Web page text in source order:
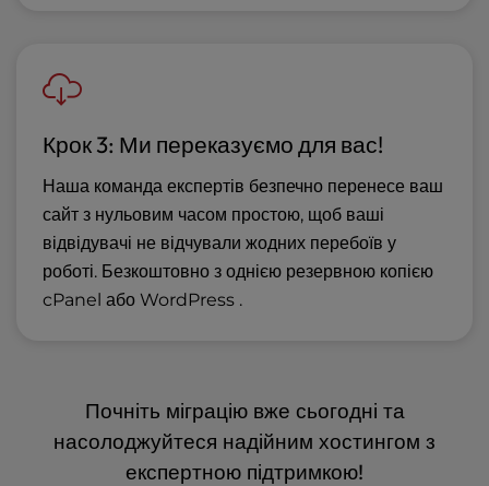
Крок 3: Ми переказуємо для вас!
Наша команда експертів безпечно перенесе ваш
сайт з нульовим часом простою, щоб ваші
відвідувачі не відчували жодних перебоїв у
роботі. Безкоштовно з однією резервною копією
cPanel або WordPress .
Почніть міграцію вже сьогодні та
насолоджуйтеся надійним хостингом з
експертною підтримкою!